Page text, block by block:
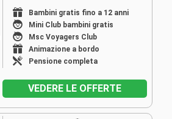
Bambini gratis fino a 12 anni
Mini Club bambini gratis
Msc Voyagers Club
Animazione a bordo
Pensione completa
VEDERE LE OFFERTE